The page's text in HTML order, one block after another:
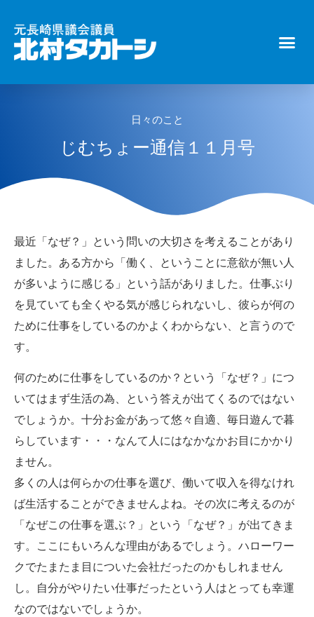
日々のこと
じむちょー通信１１月号
最近「なぜ？」という問いの大切さを考えることがあり
ました。ある方から「働く、ということに意欲が無い人
が多いように感じる」という話がありました。仕事ぶり
を見ていても全くやる気が感じられないし、彼らが何の
ために仕事をしているのかよくわからない、と言うので
す。
何のために仕事をしているのか？という「なぜ？」につ
いてはまず生活の為、という答えが出てくるのではない
でしょうか。十分お金があって悠々自適、毎日遊んで暮
らしています・・・なんて人にはなかなかお目にかかり
ません。
多くの人は何らかの仕事を選び、働いて収入を得なけれ
ば生活することができませんよね。その次に考えるのが
「なぜこの仕事を選ぶ？」という「なぜ？」が出てきま
す。ここにもいろんな理由があるでしょう。ハローワー
クでたまたま目についた会社だったのかもしれません
し。自分がやりたい仕事だったという人はとっても幸運
なのではないでしょうか。